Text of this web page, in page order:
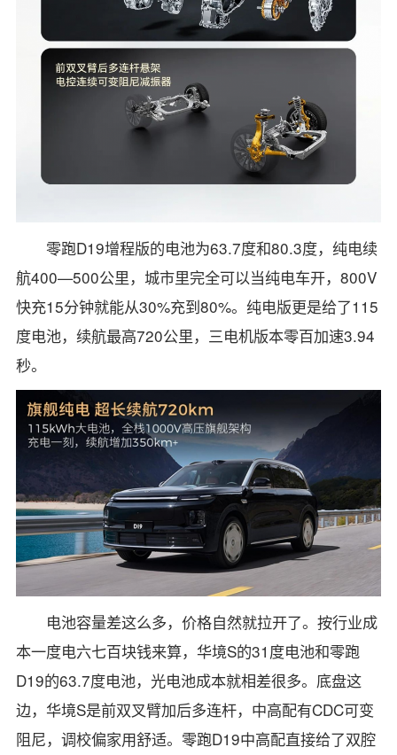
零跑D19增程版的电池为63.7度和80.3度，纯电续
航400—500公里，城市里完全可以当纯电车开，800V
快充15分钟就能从30%充到80%。纯电版更是给了115
度电池，续航最高720公里，三电机版本零百加速3.94
秒。
电池容量差这么多，价格自然就拉开了。按行业成
本一度电六七百块钱来算，华境S的31度电池和零跑
D19的63.7度电池，光电池成本就相差很多。底盘这
边，华境S是前双叉臂加后多连杆，中高配有CDC可变
阻尼，调校偏家用舒适。零跑D19中高配直接给了双腔